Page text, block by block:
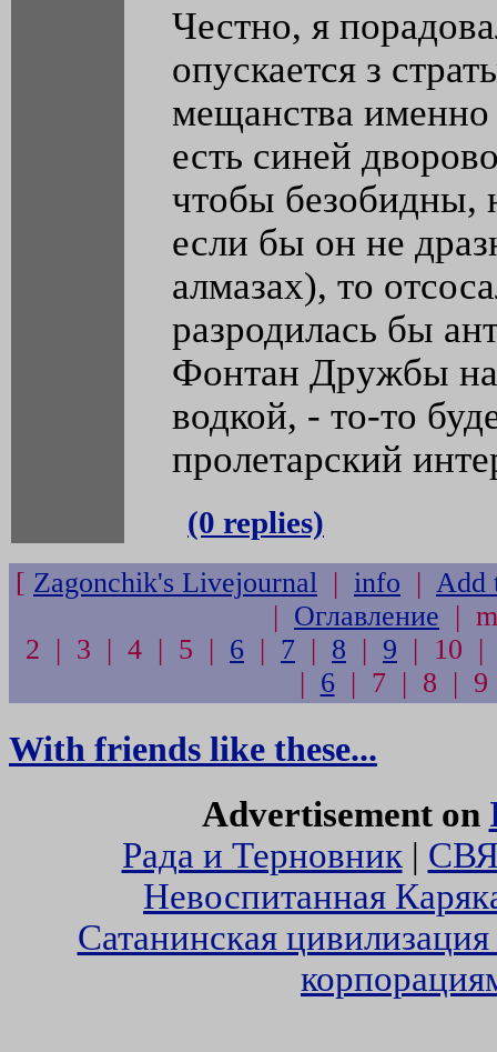
Честно, я
опускается з
мещанства именно
есть синей
чтобы безобидны,
если бы он не
алмазах), то
разродилась бы
Фонтан Дружбы
водкой, - то-то
пролетарский
(0 replies)
[ Zagonchik's Livejournal | info | Add
| Оглавление |
2 | 3 | 4 | 5 | 6 | 7 | 8 | 9 | 10
| 6| 7 | 8 | 9
With friends like these...
Advertisement on
Рада и Терновник|
Невоспитанная
Cатанинская